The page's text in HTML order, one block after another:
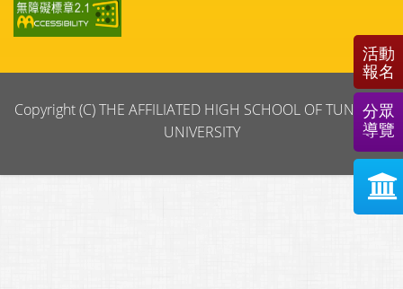
Copyright (C) THE AFFILIATED HIGH SCHOOL OF TUNGHAI
UNIVERSITY
活動
報名
分眾
導覽